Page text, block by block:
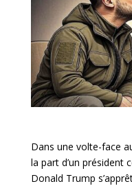
Dans une volte-face
la part d’un président
Donald Trump